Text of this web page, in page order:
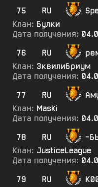
75
RU
Клан: Булки
Дата получения:
76
RU
Клан: 3квилибриум
Дата получения:
77
RU
Клан: Maski
Дата получения:
78
RU
-
Клан: JusticeLeague
Дата получения:
79
RU